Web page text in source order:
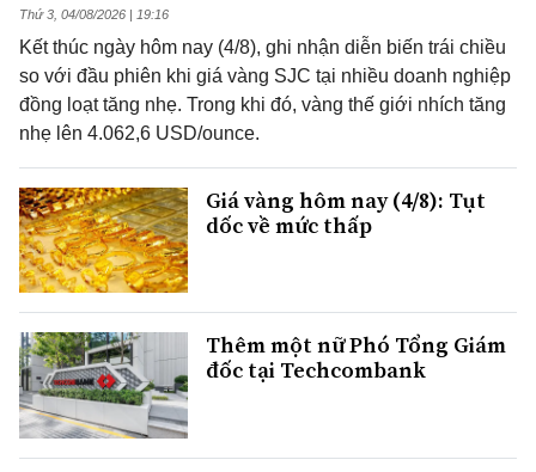
Thứ 3, 04/08/2026 | 19:16
Kết thúc ngày hôm nay (4/8), ghi nhận diễn biến trái chiều
so với đầu phiên khi giá vàng SJC tại nhiều doanh nghiệp
đồng loạt tăng nhẹ. Trong khi đó, vàng thế giới nhích tăng
nhẹ lên 4.062,6 USD/ounce.
Giá vàng hôm nay (4/8): Tụt
dốc về mức thấp
Thêm một nữ Phó Tổng Giám
đốc tại Techcombank